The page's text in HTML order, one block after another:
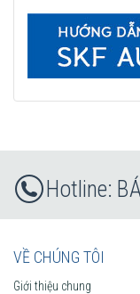
VỀ CHÚNG TÔI
Giới thiệu chung